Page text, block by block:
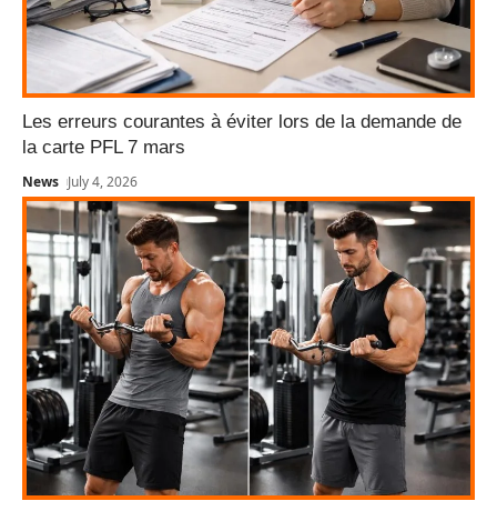
Les erreurs courantes à éviter lors de la demande de
la carte PFL 7 mars
News July 4, 2026